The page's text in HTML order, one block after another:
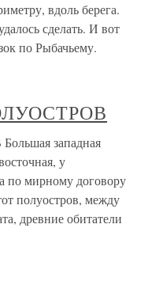
вдоль берега.
сделать. И вот
по Рыбачьему.
западная
у
по мирному договору
полуостров, между
древние обитатели